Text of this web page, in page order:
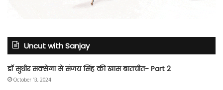
Uncut with Sanjay
डॉ सुधीर सक्सेना से संजय सिंह की खास बातचीत- Part 2
October 13, 2024